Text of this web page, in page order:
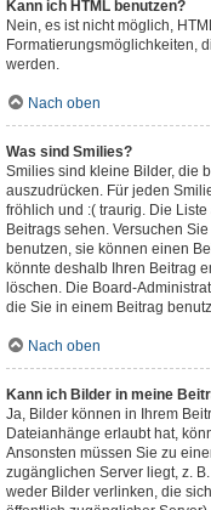
Kann ich HTML benutzen?
Nein, es ist nicht möglich,
Formatierungsmöglichkeiten,
werden.
Nach oben
Was sind Smilies?
Smilies sind kleine Bilder, die
auszudrücken. Für jeden
fröhlich und :( traurig. Die
Beitrags sehen. Versuchen
benutzen, sie können einen
könnte deshalb Ihren Beitrag
löschen. Die Board-
die Sie in einem Beitrag
Nach oben
Kann ich Bilder in meine
Ja, Bilder können in Ihrem
Dateianhänge erlaubt hat,
Ansonsten müssen Sie zu
zugänglichen Server liegt, z.
weder Bilder verlinken, die